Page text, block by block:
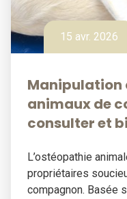
15 avr. 2026
Manipulation
animaux de
consulter et
L’ostéopathie
propriétaires
compagnon. Basée